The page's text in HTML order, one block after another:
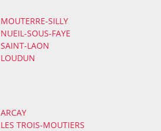
MOUTERRE-SILLY
NUEIL-SOUS-FAYE
SAINT-LAON
LOUDUN
ARCAY
LES TROIS-MOUTIERS